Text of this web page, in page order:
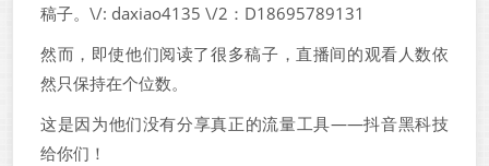
稿子。\/: daxiao4135 \/2：D18695789131
然而，即使他们阅读了很多稿子，直播间的观看人数依
然只保持在个位数。
这是因为他们没有分享真正的流量工具——抖音黑科技
给你们！